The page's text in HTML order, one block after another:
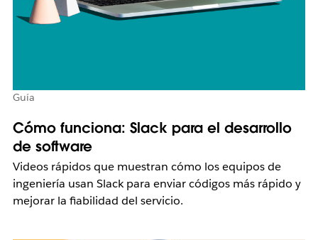
Guía
Cómo funciona: Slack para el desarrollo
de software
Videos rápidos que muestran cómo los equipos de
ingeniería usan Slack para enviar códigos más rápido y
mejorar la fiabilidad del servicio.